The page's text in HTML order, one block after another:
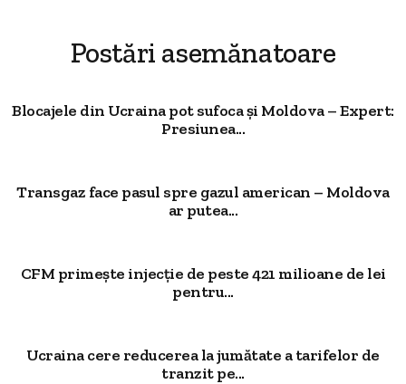
Postări asemănatoare
Blocajele din Ucraina pot sufoca și Moldova – Expert:
Presiunea...
Transgaz face pasul spre gazul american – Moldova
ar putea...
CFM primește injecție de peste 421 milioane de lei
pentru...
Ucraina cere reducerea la jumătate a tarifelor de
tranzit pe...